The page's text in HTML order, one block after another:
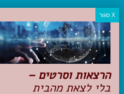
קטגוריות פופולריות
יעדים
טיולים בישראל
מלונות בוטיק בישראל
טיפים והמלצות
הכנות לנסיעה
טיולי ג'יפים
הרצאות וסרטים –
בלי לצאת מהבית